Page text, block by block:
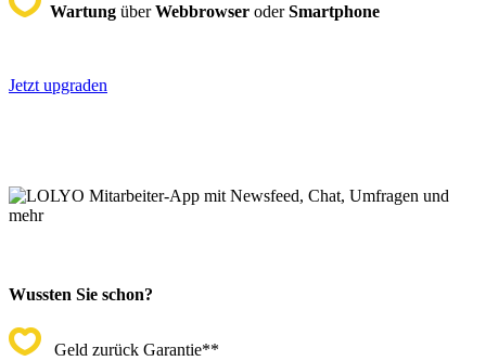
Wartung überWebbrowser oderSmartphone
Jetzt upgraden
Wussten Sie schon?
Geld zurück Garantie**